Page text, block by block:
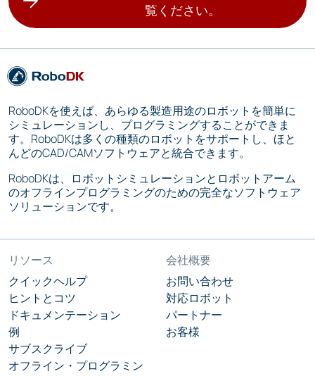
覧ください。
RoboDKを使えば、あらゆる製造用途のロボットを簡単に
シミュレーションし、プログラミングすることができま
す。RoboDKは多くの種類のロボットをサポートし、ほと
んどのCAD/CAMソフトウェアと統合できます。
RoboDKは、ロボットシミュレーションとロボットアーム
のオフラインプログラミングのための完全なソフトウェア
ソリューションです。
リソース
クイックヘルプ
ヒントとコツ
ドキュメンテーション
例
サブスクライブ
オフライン・プログラミン
会社概要
お問い合わせ
対応ロボット
パートナー
お客様